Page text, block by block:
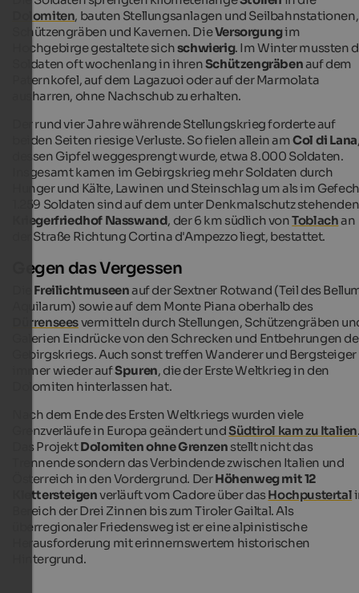
Dolomiten, bauten Stellungsanlagen und Seilbahnstationen,
Schützengräben und Kavernen. DieVersorgungim
Hochgebirge gestaltete sichschwierig. Im Winter mussten
Soldaten oft wochenlang in ihrenSchützengräbenauf dem
Paternkofel, auf dem Lagazuoi oder auf der Marmolata
ausharren, ohne Nachschub zu erhalten.
Der rund vier Jahre währende Stellungskrieg forderte auf
beiden Seiten riesige Verluste. So fielen allein amCol di Lana
dessen Gipfel weggesprengt wurde, etwa 8.000 Soldaten.
Insgesamt kamen im Gebirgskrieg mehr Soldaten durch
Hunger und Kälte, Lawinen und Steinschlag um als im
1.259 Soldaten sind auf dem unter Denkmalschutz stehenden
Kriegerfriedhof Nasswand, der 6 km südlich vonToblachan
der Straße Richtung Cortina d'Ampezzo liegt, bestattet.
Gegen das Vergessen
Freilichtmuseenauf der Sextner Rotwand (Teil des
Aquilarum) sowie auf dem Monte Piana oberhalb des
Dürrenseesvermitteln durch Stellungen, Schützengräben
Galerien Eindrücke von den Schrecken und Entbehrungen
Gebirgskriegs. Auch sonst treffen Wanderer und Bergsteiger
immer wieder aufSpuren, die der Erste Weltkrieg in den
Dolomiten hinterlassen hat.
Nach dem Ende des Ersten Weltkriegs wurden viele
Grenzverläufe in Europa geändert undSüdtirol kam zu Italien
Das ProjektDolomiten ohne Grenzen stellt nicht das
Trennende sondern das Verbindende zwischen Italien und
Österreich in den Vordergrund. DerHöhenweg mit 12
Klettersteigenverläuft vom Cadore über dasHochpustertal
Bereich der Drei Zinnen bis zum Tiroler Gailtal. Als
überregionaler Friedensweg ist er eine alpinistische
Herausforderung mit erinnernswertem historischen
Hintergrund.